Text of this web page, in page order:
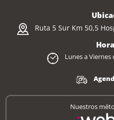
Ruta 5 Sur Km 50,5
Lunes a Viernes
Nuestros